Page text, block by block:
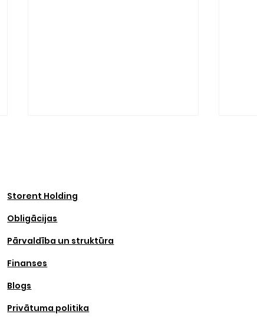
mainās domāšana par
tehniku Baltijā
Storent Holding
Obligācijas
Pārvaldība un struktūra
Finanses
Blogs
Privātuma politika